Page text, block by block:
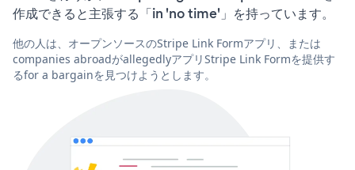
作成できると主張する「in 'no time'」を持っています。
他の人は、オープンソースのStripe Link Formアプリ、または
companies abroadがallegedlyアプリStripe Link Formを提供す
るfor a bargainを見つけようとします。